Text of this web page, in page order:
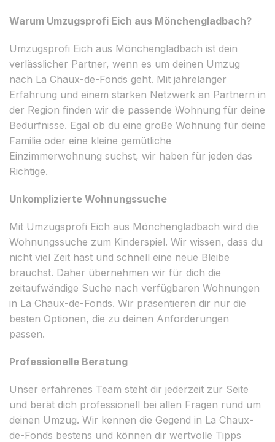
Warum Umzugsprofi Eich aus Mönchengladbach?
Umzugsprofi Eich aus Mönchengladbach ist dein
verlässlicher Partner, wenn es um deinen Umzug
nach La Chaux-de-Fonds geht. Mit jahrelanger
Erfahrung und einem starken Netzwerk an Partnern in
der Region finden wir die passende Wohnung für deine
Bedürfnisse. Egal ob du eine große Wohnung für deine
Familie oder eine kleine gemütliche
Einzimmerwohnung suchst, wir haben für jeden das
Richtige.
Unkomplizierte Wohnungssuche
Mit Umzugsprofi Eich aus Mönchengladbach wird die
Wohnungssuche zum Kinderspiel. Wir wissen, dass du
nicht viel Zeit hast und schnell eine neue Bleibe
brauchst. Daher übernehmen wir für dich die
zeitaufwändige Suche nach verfügbaren Wohnungen
in La Chaux-de-Fonds. Wir präsentieren dir nur die
besten Optionen, die zu deinen Anforderungen
passen.
Professionelle Beratung
Unser erfahrenes Team steht dir jederzeit zur Seite
und berät dich professionell bei allen Fragen rund um
deinen Umzug. Wir kennen die Gegend in La Chaux-
de-Fonds bestens und können dir wertvolle Tipps